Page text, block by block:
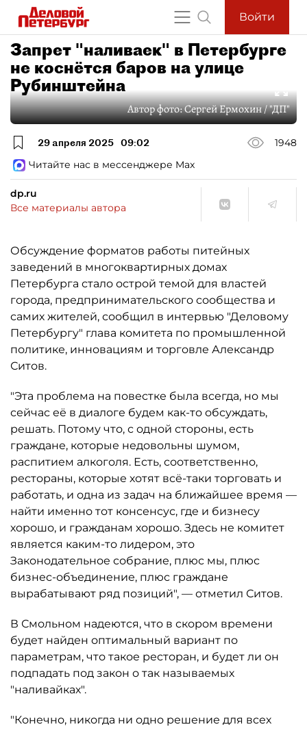
Войти
Запрет "наливаек" в Петербурге
не коснётся баров на улице
Рубинштейна
Автор фото:Сергей Ермохин / "ДП"
29 апреля 2025 09:02
1948
Читайте нас в мессенджере Max
dp.ru
Все материалы автора
Обсуждение форматов работы питейных
заведений в многоквартирных домах
Петербурга стало острой темой для властей
города, предпринимательского сообщества и
самих жителей, сообщил в интервью "Деловому
Петербургу" глава комитета по промышленной
политике, инновациям и торговле Александр
Ситов.
"Эта проблема на повестке была всегда, но мы
сейчас её в диалоге будем как-то обсуждать,
решать. Потому что, с одной стороны, есть
граждане, которые недовольны шумом,
распитием алкоголя. Есть, соответственно,
рестораны, которые хотят всё-таки торговать и
работать, и одна из задач на ближайшее время —
найти именно тот консенсус, где и бизнесу
хорошо, и гражданам хорошо. Здесь не комитет
является каким-то лидером, это
Законодательное собрание, плюс мы, плюс
бизнес-объединение, плюс граждане
вырабатывают ряд позиций", — отметил Ситов.
В Смольном надеются, что в скором времени
будет найден оптимальный вариант по
параметрам, что такое ресторан, и будет ли он
подпадать под закон о так называемых
"наливайках".
"Конечно, никогда ни одно решение для всех